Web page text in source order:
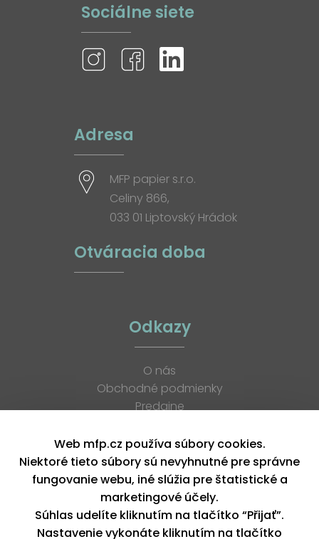
Sociálne siete
Adresa
MFP papier s.r.o.
Celiny 866,
033 01 Liptovský Hrádok
Otváracia doba
Odkazy
O nás
Obchodné podmienky
Predajne
K stiahnutiu
Blog
Kontakt
Kariéra
XML feed
Web mfp.cz používa súbory cookies.
Niektoré tieto súbory sú nevyhnutné pre správne
fungovanie webu, iné slúžia pre štatistické a
marketingové účely.
Súhlas udelíte kliknutím na tlačítko “Přijať”.
Nastavenie vykonáte kliknutím na tlačítko